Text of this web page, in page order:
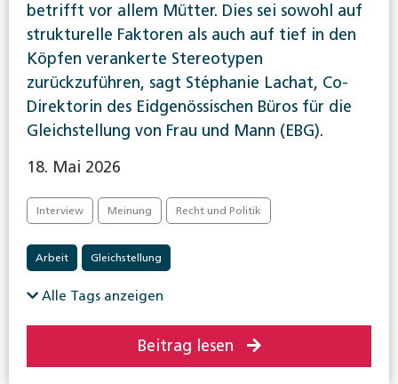
betrifft vor allem Mütter. Dies sei sowohl auf
strukturelle Faktoren als auch auf tief in den
Köpfen verankerte Stereotypen
zurückzuführen, sagt Stéphanie Lachat, Co-
Direktorin des Eidgenössischen Büros für die
Gleichstellung von Frau und Mann (EBG).
18. Mai 2026
Interview Meinung Recht und Politik
Arbeit Gleichstellung
Alle Tags anzeigen
Beitrag lesen